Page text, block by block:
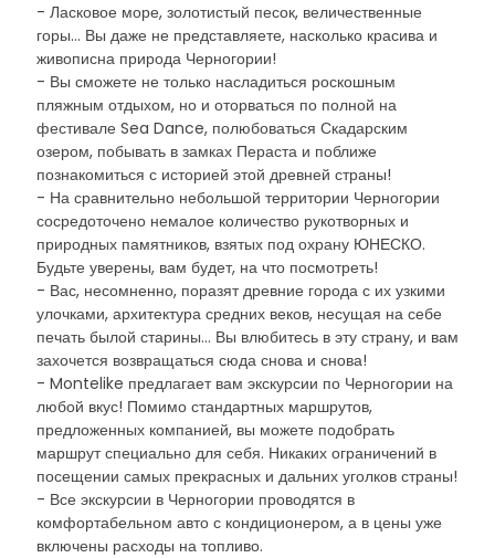
- Ласковое море, золотистый песок, величественные
горы... Вы даже не представляете, насколько красива и
живописна природа Черногории!
- Вы сможете не только насладиться роскошным
пляжным отдыхом, но и оторваться по полной на
фестивале Sea Dance, полюбоваться Скадарским
озером, побывать в замках Пераста и поближе
познакомиться с историей этой древней страны!
- На сравнительно небольшой территории Черногории
сосредоточено немалое количество рукотворных и
природных памятников, взятых под охрану ЮНЕСКО.
Будьте уверены, вам будет, на что посмотреть!
- Вас, несомненно, поразят древние города с их узкими
улочками, архитектура средних веков, несущая на себе
печать былой старины... Вы влюбитесь в эту страну, и вам
захочется возвращаться сюда снова и снова!
- Montelike предлагает вам экскурсии по Черногории на
любой вкус! Помимо стандартных маршрутов,
предложенных компанией, вы можете подобрать
маршрут специально для себя. Никаких ограничений в
посещении самых прекрасных и дальних уголков страны!
- Все экскурсии в Черногории проводятся в
комфортабельном авто с кондиционером, а в цены уже
включены расходы на топливо.